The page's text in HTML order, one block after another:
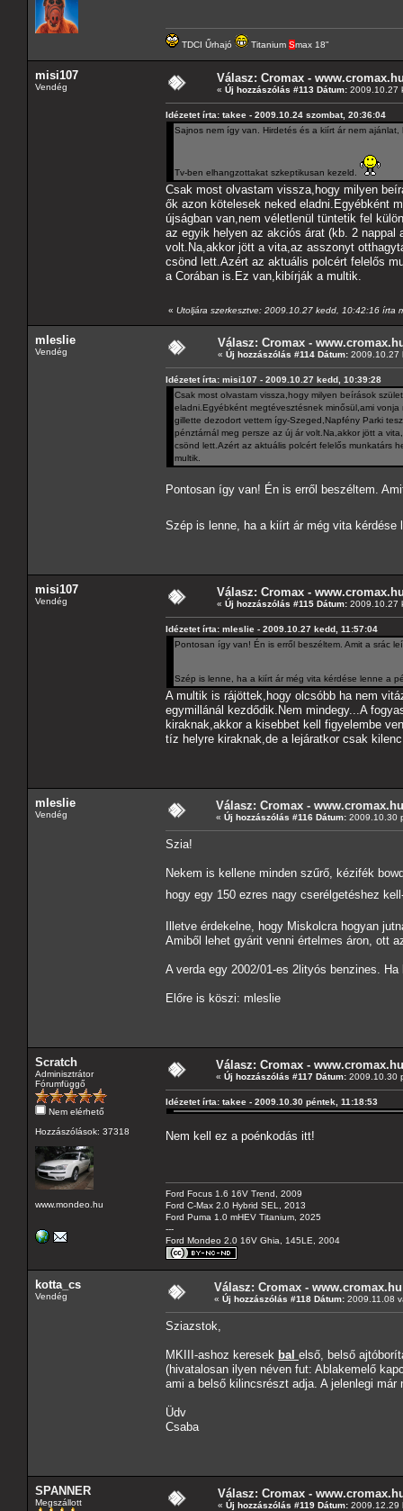
TDCI Űrhajó Titanium Smax 18"
misi107
Vendég
Válasz: Cromax -
« Új hozzászólás #113 Dátum: 2009.10.27
Idézetet írta: takee - 2009.10.24 szombat, 20:36:04
Sajnos nem így van. Hirdetés és a kiírt ár nem
Tv-ben elhangzottakat szkeptikusan kezeld.
Csak most olvastam vissza,hogy milyen
ők azon kötelesek neked eladni.Egyébként
újságban van,nem véletlenül tüntetik fel
az egyik helyen az akciós árat (kb. 2
volt.Na,akkor jött a vita,az asszonyt
csönd lett.Azért az aktuális polcért felelős
a Corában is.Ez van,kibírják a multik.
« Utoljára szerkesztve: 2009.10.27 kedd, 10:42:16 írta
mleslie
Vendég
Válasz: Cromax -
« Új hozzászólás #114 Dátum: 2009.10.27
Idézetet írta: misi107 - 2009.10.27 kedd, 10:39:28
Csak most olvastam vissza,hogy milyen beírások
eladni.Egyébként megtévesztésnek minősül,ami
gillette dezodort vettem így-Szeged,Napfény Parki
pénztárnál meg persze az új ár volt.Na,akkor jött a
csönd lett.Azért az aktuális polcért felelős munkatárs
multik.
Pontosan így van! Én is erről beszéltem.
Szép is lenne, ha a kiírt ár még vita
misi107
Vendég
Válasz: Cromax -
« Új hozzászólás #115 Dátum: 2009.10.27
Idézetet írta: mleslie - 2009.10.27 kedd, 11:57:04
Pontosan így van! Én is erről beszéltem. Amit a srác
Szép is lenne, ha a kiírt ár még vita kérdése lenne a
A multik is rájöttek,hogy olcsóbb ha nem
egymillánál kezdődik.Nem mindegy...A
kiraknak,akkor a kisebbet kell figyelembe
tíz helyre kiraknak,de a lejáratkor csak
mleslie
Vendég
Válasz: Cromax - www.cromax.hu
« Új hozzászólás #116 Dátum: 2009.10.30
Szia!
Nekem is kellene minden szűrő, kézifék
hogy egy 150 ezres nagy cserélgetéshez
Illetve érdekelne, hogy Miskolcra hogyan
Amiből lehet gyárit venni értelmes áron, ott
A verda egy 2002/01-es 2lityós benzines.
Előre is köszi: mleslie
Scratch
Adminisztrátor
Fórumfüggő
Nem elérhető
Hozzászólások: 37318
www.mondeo.hu
Válasz: Cromax - www.cromax.hu
« Új hozzászólás #117 Dátum: 2009.10.30
Idézetet írta: takee - 2009.10.30 péntek, 11:18:53
Nem kell ez a poénkodás itt!
Ford Focus 1.6 16V Trend, 2009
Ford C-Max 2.0 Hybrid SEL, 2013
Ford Puma 1.0 mHEV Titanium, 2025
---
Ford Mondeo 2.0 16V Ghia, 145LE, 2004
kotta_cs
Vendég
Válasz: Cromax - www.cromax.hu
« Új hozzászólás #118 Dátum: 2009.11.08
Sziazstok,
MKIII-ashoz keresek bal első, belső
(hivatalosan ilyen néven fut: Ablakemelő
ami a belső kilincsrészt adja. A jelenlegi
Üdv
Csaba
SPANNER
Megszállott
Válasz: Cromax -
« Új hozzászólás #119 Dátum: 2009.12.29